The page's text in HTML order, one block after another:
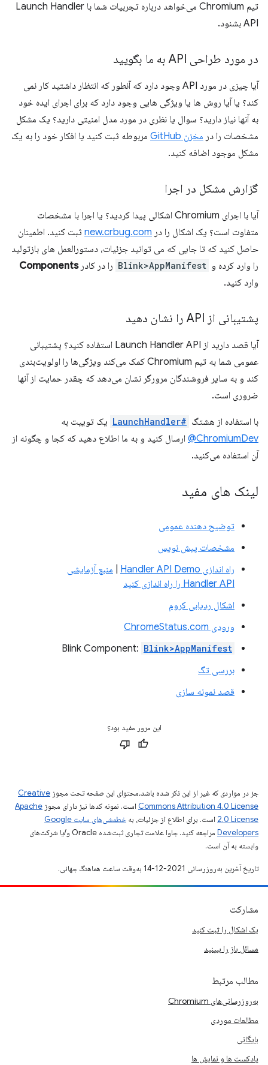
تیم Chromium می‌خواهد درباره تجربیات شما با Launch Handler
API بشنود.
در مورد طراحی API به ما بگویید
آیا چیزی در مورد API وجود دارد که آنطور که انتظار داشتید کار نمی
کند؟ یا آیا روش ها یا ویژگی هایی وجود دارد که برای اجرای ایده خود
به آنها نیاز دارید؟ سوال یا نظری در مورد مدل امنیتی دارید؟ یک مشکل
مشخصات را در مخزن GitHub
مربوطه ثبت کنید یا افکار خود را به یک
مشکل موجود اضافه کنید.
گزارش مشکل در اجرا
آیا با اجرای Chromium اشکالی پیدا کردید؟ یا اجرا با مشخصات
متفاوت است؟ یک اشکال را در new.crbug.com ثبت کنید. اطمینان
حاصل کنید که تا جایی که می توانید جزئیات، دستورالعمل های بازتولید
را وارد کرده و Blink>AppManifest را در کادرComponents
وارد کنید.
پشتیبانی از API را نشان دهید
آیا قصد دارید از Launch Handler API استفاده کنید؟ پشتیبانی
عمومی شما به تیم Chromium کمک می‌کند ویژگی‌ها را اولویت‌بندی
کند و به سایر فروشندگان مرورگر نشان می‌دهد که چقدر حمایت از آنها
ضروری است.
با استفاده از هشتگ #LaunchHandler
یک توییت به
ChromiumDev@
ارسال کنید و به ما اطلاع دهید که کجا و چگونه از
آن استفاده می‌کنید.
لینک های مفید
توضیح دهنده عمومی
مشخصات پیش نویس
راه اندازی Handler API Demo
منبع آزمایشی
Handler API را راه اندازی کنید
اشکال ردیابی کروم
ورودی ChromeStatus.com
Blink Component: Blink>AppManifest
بررسی تگ
قصد نمونه سازی
این مرور مفید بود؟
جز در مواردی که غیر از این ذکر شده باشد،‌محتوای این صفحه تحت مجوز Creative
Commons Attribution 4.0 License است. نمونه کدها نیز دارای مجوز Apache
2.0 License است. برای اطلاع از جزئیات، به
خطمشی‌های سایت Google
Developers‏
مراجعه کنید. جاوا علامت تجاری ثبت‌شده Oracle و/یا شرکت‌های
وابسته به آن است.
تاریخ آخرین به‌روزرسانی 2021-12-14 به‌وقت ساعت هماهنگ جهانی.
مشارکت
یک اشکال را ثبت کنید
مسائل باز را ببینید
مطالب مرتبط
به‌روزرسانی‌های Chromium
مطالعات موردی
بایگانی
پادکست ها و نمایش ها